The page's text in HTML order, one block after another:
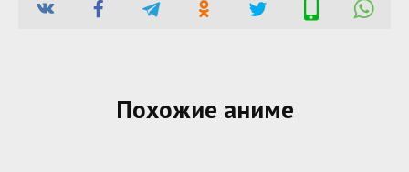
Похожие аниме